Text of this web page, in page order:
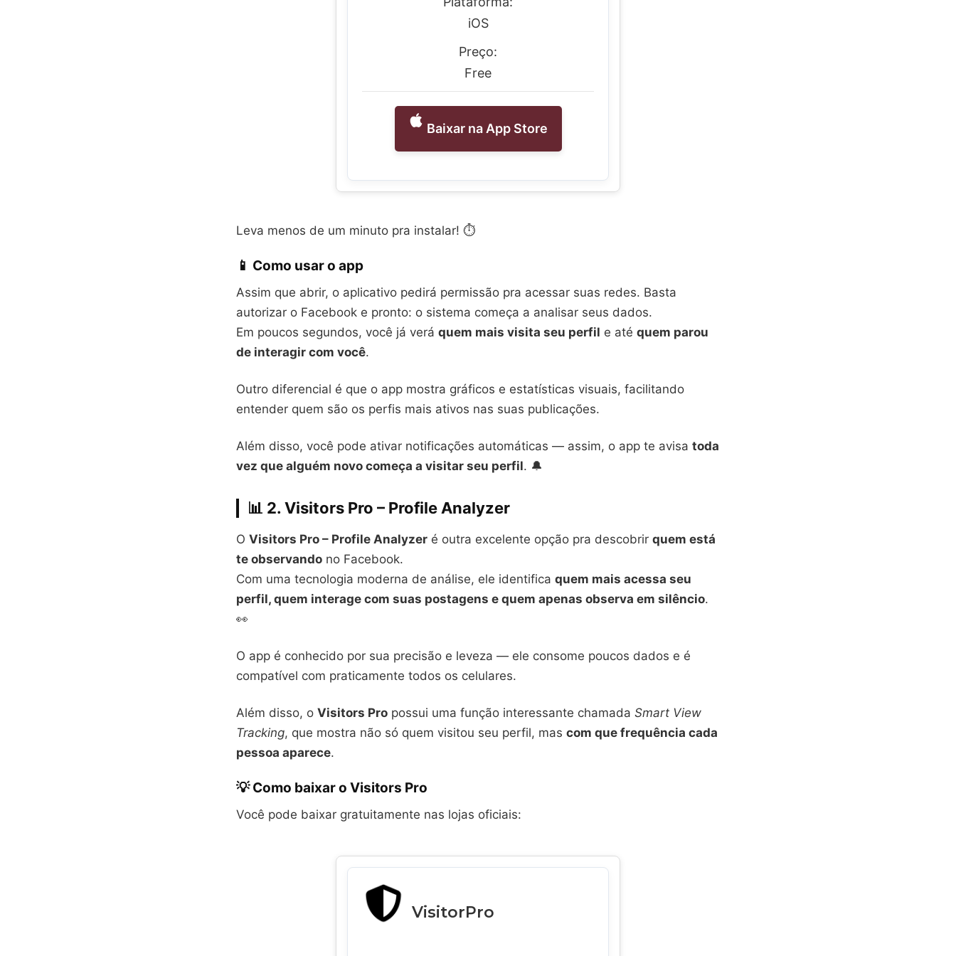
iOS
Preço:
Free
Baixar na App Store
Leva menos de um minuto pra instalar! ⏱️
📱 Como usar o app
Assim que abrir, o aplicativo pedirá permissão pra acessar suas redes. Basta
autorizar o Facebook e pronto: o sistema começa a analisar seus dados.
Em poucos segundos, você já verá quem mais visita seu perfil e até quem parou
de interagir com você.
Outro diferencial é que o app mostra gráficos e estatísticas visuais, facilitando
entender quem são os perfis mais ativos nas suas publicações.
Além disso, você pode ativar notificações automáticas — assim, o app te avisa toda
vez que alguém novo começa a visitar seu perfil. 🔔
📊 2. Visitors Pro – Profile Analyzer
O Visitors Pro – Profile Analyzer é outra excelente opção pra descobrir quem está
te observando no Facebook.
Com uma tecnologia moderna de análise, ele identifica quem mais acessa seu
perfil, quem interage com suas postagens e quem apenas observa em silêncio.
👀
O app é conhecido por sua precisão e leveza — ele consome poucos dados e é
compatível com praticamente todos os celulares.
Além disso, o Visitors Pro possui uma função interessante chamada Smart View
Tracking, que mostra não só quem visitou seu perfil, mas com que frequência cada
pessoa aparece.
💡 Como baixar o Visitors Pro
Você pode baixar gratuitamente nas lojas oficiais:
VisitorPro